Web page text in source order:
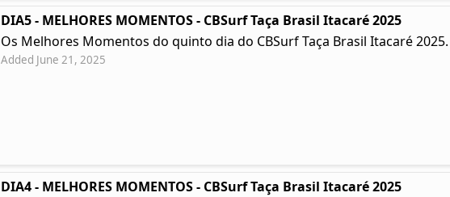
DIA5 - MELHORES MOMENTOS - CBSurf Taça Brasil Itacaré 2025
Os Melhores Momentos do quinto dia do CBSurf Taça Brasil Itacaré 2025.
Added June 21, 2025
DIA4 - MELHORES MOMENTOS - CBSurf Taça Brasil Itacaré 2025